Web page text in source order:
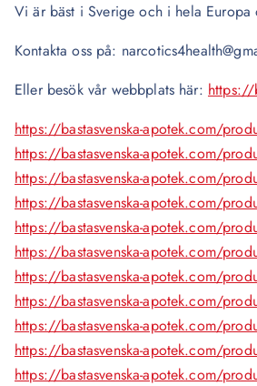
Vi är bäst i Sverige och i hela
Kontakta oss på:
Eller besök vår webbplats här: https://
https://bastasvenska-apotek.com/
https://bastasvenska-apotek.com/
https://bastasvenska-apotek.com/
https://bastasvenska-apotek.com/
https://bastasvenska-apotek.com/
https://bastasvenska-apotek.com/
https://bastasvenska-apotek.com/
https://bastasvenska-apotek.com/
https://bastasvenska-apotek.com/
https://bastasvenska-apotek.com/
https://bastasvenska-apotek.com/